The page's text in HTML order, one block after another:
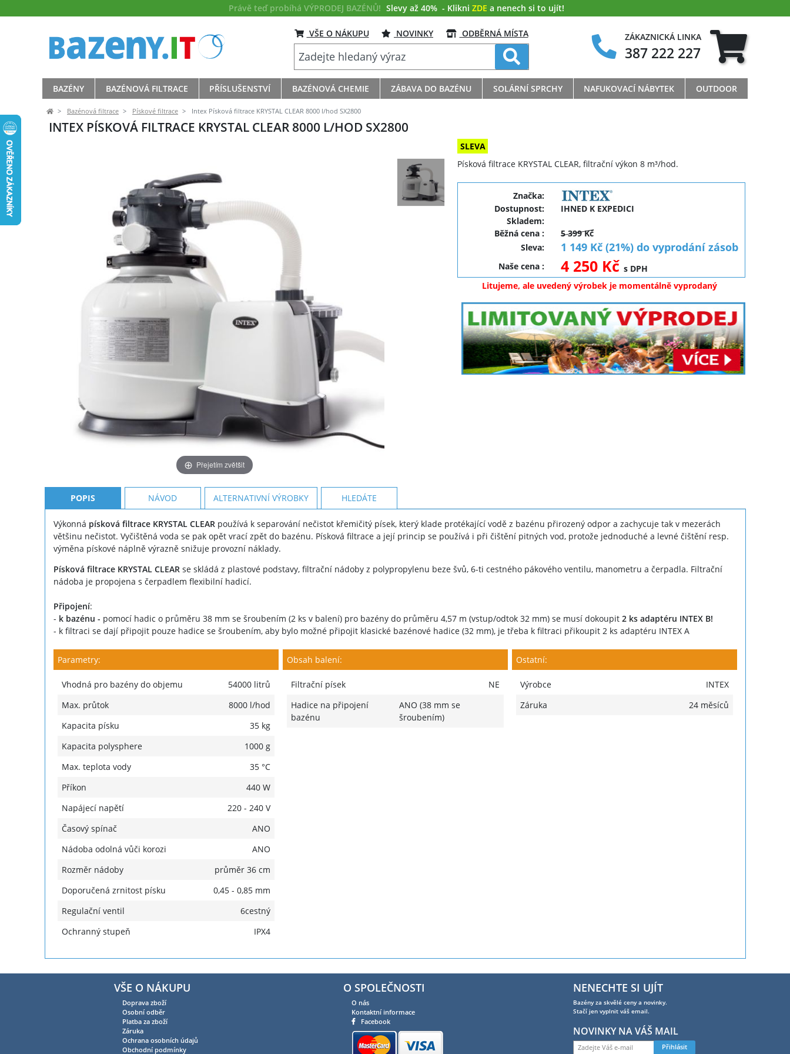
Právě teď probíhá VÝPRODEJ BAZÉNŮ! Slevy až 40% - Klikni ZDE a nenech si to ujít!
VŠE O NÁKUPU NOVINKY ODBĚRNÁ MÍSTA ZÁKAZNICKÁ LINKA
387 222 227
BAZÉNY BAZÉNOVÁ FILTRACE PŘÍSLUŠENSTVÍ BAZÉNOVÁ CHEMIE ZÁBAVA DO BAZÉNU SOLÁRNÍ SPRCHY NAFUKOVACÍ NÁBYTEK OUTDOOR
Bazénová filtrace Pískové filtrace Intex Písková filtrace KRYSTAL CLEAR 8000 l/hod SX2800
INTEX PÍSKOVÁ FILTRACE KRYSTAL CLEAR 8000 L/HOD SX2800
Přejetím zvětšit
SLEVA
Písková filtrace KRYSTAL CLEAR, filtrační výkon 8 m³/hod.
Značka:
Dostupnost:
IHNED K EXPEDICI
Skladem:
Běžná cena:
5 399 Kč
Sleva: 1 149 Kč (21%) do vyprodání zásob
Naše cena: 4 250 Kčs DPH
Litujeme, ale uvedený výrobek je momentálně vyprodaný
POPIS NÁVOD ALTERNATIVNÍ VÝROBKY HLEDÁTE
Výkonná písková filtrace KRYSTAL CLEARpoužívá k separování nečistot křemičitý písek, který klade protékající vodě z bazénu přirozený odpor a zachycuje tak v mezerách
většinu nečistot. Vyčištěná voda se pak opět vrací zpět do bazénu. Písková filtrace a její princip se používá i při čištění pitných vod, protože jednoduché a levné čištění resp.
výměna pískové náplně výrazně snižuje provozní náklady.
Písková filtrace KRYSTAL CLEARse skládá z plastové podstavy, filtrační nádoby z polypropylenu beze švů, 6-ti cestného pákového ventilu, manometru a čerpadla. Filtrační
nádoba je propojena s čerpadlem flexibilní hadicí.
Připojení:
- k bazénu - pomocí hadic o průměru 38 mm se šroubením (2 ks v balení) pro bazény do průměru 4,57 m (vstup/odtok 32 mm) se musí dokoupit 2 ks adaptéru INTEX B!
- k filtraci se dají připojit pouze hadice se šroubením, aby bylo možné připojit klasické bazénové hadice (32 mm), je třeba k filtraci přikoupit 2 ks adaptéru INTEX A
Parametry:
Vhodná pro bazény do objemu
54000 litrů
Max. průtok
8000 l/hod
Kapacita písku
35 kg
Kapacita polysphere
1000 g
Max. teplota vody
35 °C
Příkon
440 W
Napájecí napětí
220 - 240 V
Časový spínač
ANO
Nádoba odolná vůči korozi
ANO
Rozměr nádoby
průměr 36 cm
Doporučená zrnitost písku
0,45 - 0,85 mm
Regulační ventil
6cestný
Ochranný stupeň
IPX4
Obsah balení:
Filtrační písek
NE
Hadice na připojení
bazénu
ANO (38 mm se
šroubením)
Ostatní:
Výrobce
INTEX
Záruka
24 měsíců
VŠE O NÁKUPU
Doprava zboží
Osobní odběr
Platba za zboží
Záruka
Ochrana osobních údajů
Obchodní podmínky
O SPOLEČNOSTI
O nás
Kontaktní informace
Facebook
NENECHTE SI UJÍT
Bazény za skvělé ceny a novinky.
Stačí jen vyplnit váš email.
NOVINKY NA VÁŠ MAIL
Přihlásit